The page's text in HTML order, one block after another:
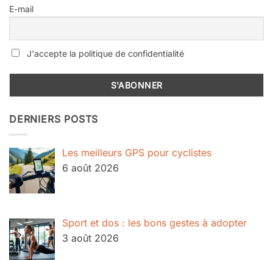
E-mail
J'accepte la politique de confidentialité
DERNIERS POSTS
Les meilleurs GPS pour cyclistes
6 août 2026
Sport et dos : les bons gestes à adopter
3 août 2026